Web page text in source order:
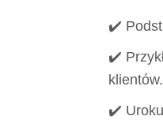
✔️
✔️
klientów.
✔️ Uroku